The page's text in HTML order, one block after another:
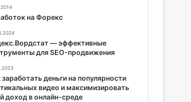
на Форекс
— эффективные
для SEO-продвижения
заработать деньги на популярности
видео и максимизировать
доход в онлайн-среде